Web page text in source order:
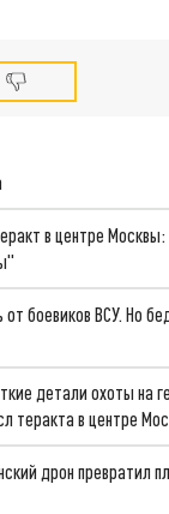
в центре Москвы:
от боевиков ВСУ. Но
детали охоты на
теракта в центре
дрон превратил